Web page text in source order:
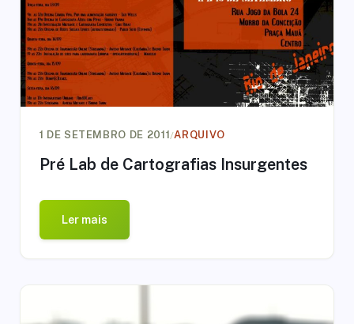
1 DE SETEMBRO DE 2011/ARQUIVO
Pré Lab de Cartografias Insurgentes
Ler mais